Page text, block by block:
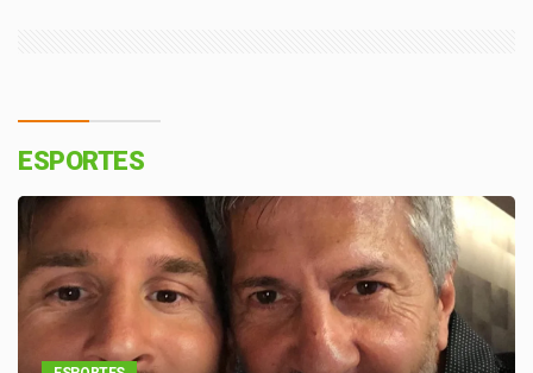
ESPORTES
ESPORTES